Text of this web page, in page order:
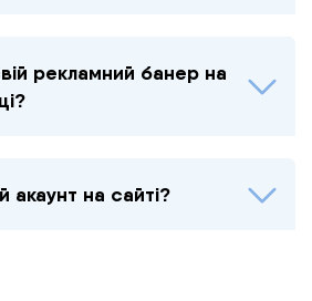
рекламний банер на
акаунт на сайті?